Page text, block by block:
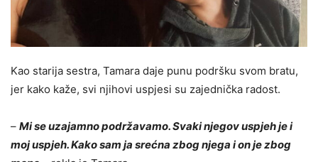
Kao starija sestra, Tamara daje punu podršku svom bratu,
jer kako kaže, svi njihovi uspjesi su zajednička radost.
– Mi se uzajamno podržavamo. Svaki njegov uspjeh je i
moj uspjeh. Kako sam ja srećna zbog njega i on je zbog